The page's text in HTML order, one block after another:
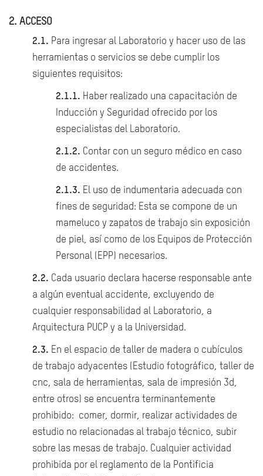
2. ACCESO
2.1. Para ingresar al Laboratorio y hacer uso de las
herramientas o servicios se debe cumplir los
siguientes requisitos:
2.1.1. Haber realizado una capacitación de
Inducción y Seguridad ofrecido por los
especialistas del Laboratorio.
2.1.2. Contar con un seguro médico en caso
de accidentes.
2.1.3. El uso de indumentaria adecuada con
fines de seguridad: Esta se compone de un
mameluco y zapatos de trabajo sin exposición
de piel, así como de los Equipos de Protección
Personal (EPP) necesarios.
2.2. Cada usuario declara hacerse responsable ante
a algún eventual accidente, excluyendo de
cualquier responsabilidad al Laboratorio, a
Arquitectura PUCP y a la Universidad.
2.3. En el espacio de taller de madera o cubículos
de trabajo adyacentes (Estudio fotográfico, taller de
cnc, sala de herramientas, sala de impresión 3d,
entre otros) se encuentra terminantemente
prohibido: comer, dormir, realizar actividades de
estudio no relacionadas al trabajo técnico, subir
sobre las mesas de trabajo. Cualquier actividad
prohibida por el reglamento de la Pontificia